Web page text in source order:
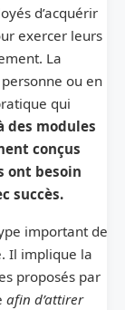
d’acquérir
exercer leurs
La
ou en
qui
des modules
conçus
ont besoin
succès.
important de
Il implique la
proposés par
afin d’attirer